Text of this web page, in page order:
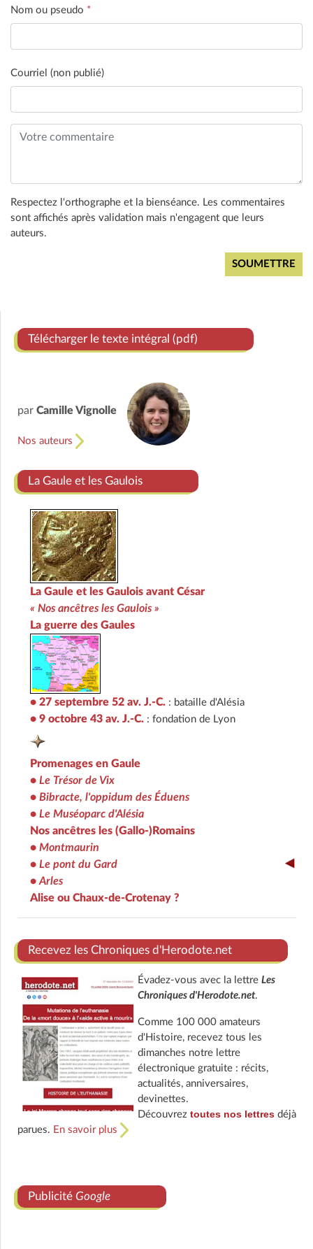
Nom ou pseudo *
Courriel (non publié)
Respectez l'orthographe et la bienséance. Les commentaires
sont affichés après validation mais n'engagent que leurs
auteurs.
Télécharger le texte intégral (pdf)
par Camille Vignolle
Nos auteurs
La Gaule et les Gaulois
La Gaule et les Gaulois avant César
« Nos ancêtres les Gaulois »
La guerre des Gaules
• 27 septembre 52 av. J.-C. : bataille d'Alésia
• 9 octobre 43 av. J.-C. : fondation de Lyon
Promenages en Gaule
• Le Trésor de Vix
• Bibracte, l'oppidum des Éduens
• Le Muséoparc d'Alésia
Nos ancêtres les (Gallo-)Romains
• Montmaurin
• Le pont du Gard
•Arles
Alise ou Chaux-de-Crotenay ?
Recevez les Chroniques d'Herodote.net
Évadez-vous avec la lettre Les
Chroniques d'Herodote.net.
Comme 100 000 amateurs
d'Histoire, recevez tous les
dimanches notre lettre
électronique gratuite : récits,
actualités, anniversaires,
devinettes.
Découvrez toutes nos lettresdéjà
parues. En savoir plus
Publicité Google